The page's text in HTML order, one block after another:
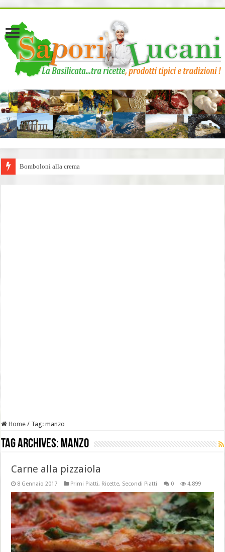
Bomboloni alla crema
Home / Tag:manzo
Tag Archives: manzo
Carne alla pizzaiola
8 Gennaio 2017 Primi Piatti, Ricette, Secondi Piatti 0 4,899